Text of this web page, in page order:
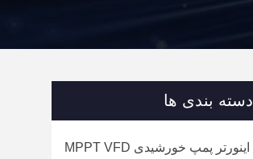
دسته بندی ها
اینورتر پمپ خورشیدی MPPT VFD